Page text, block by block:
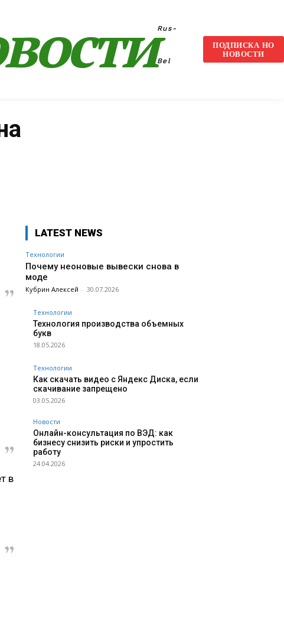
Rus-
Bel
ПОДПИСКА НО
НОВОСТИ
в
LATEST NEWS
Технологии
Почему неоновые вывески снова в
моде
Кубрин Алексей - 30.07.2026
Технологии
Технология производства объемных
букв
18.05.2026
Технологии
Как скачать видео с Яндекс Диска, если
скачивание запрещено
03.05.2026
Новости
Онлайн-консультация по ВЭД: как
бизнесу снизить риски и упростить
работу
24.04.2026